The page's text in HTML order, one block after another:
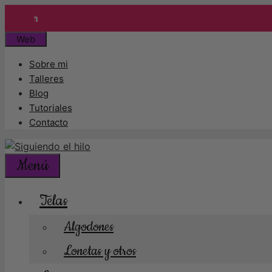
Saltar
contenido
Web
Sobre mi
Talleres
Blog
Tutoriales
Contacto
Menú
Telas
Algodones
Lonetas y otros